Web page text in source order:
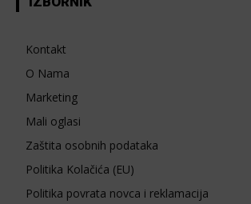
Kontakt
O Nama
Marketing
Mali oglasi
Zaštita osobnih podataka
Politika Kolačića (EU)
Politika povrata novca i reklamacija